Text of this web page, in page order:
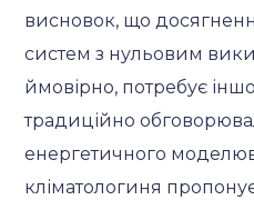
висновок, що
систем з нульовим
ймовірно, потребує
традиційно
енергетичного
кліматологиня